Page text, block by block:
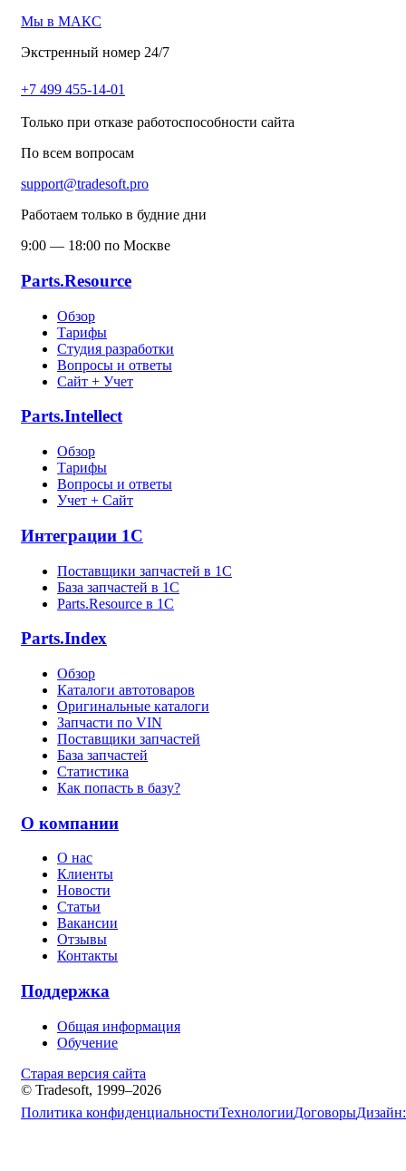
Мы в МАКС
Экстренный номер 24/7
+7 499 455-14-01
Только при отказе работоспособности сайта
По всем вопросам
support@tradesoft.pro
Работаем только в будние дни
9:00 — 18:00 по Москве
Parts.Resource
Обзор
Тарифы
Студия разработки
Вопросы и ответы
Сайт + Учет
Parts.Intellect
Обзор
Тарифы
Вопросы и ответы
Учет + Сайт
Интеграции 1С
Поставщики запчастей в 1C
База запчастей в 1С
Parts.Resource в 1C
Parts.Index
Обзор
Каталоги автотоваров
Оригинальные каталоги
Запчасти по VIN
Поставщики запчастей
База запчастей
Статистика
Как попасть в базу?
О компании
О нас
Клиенты
Новости
Статьи
Вакансии
Отзывы
Контакты
Поддержка
Общая информация
Обучение
Старая версия сайта
© Tradesoft, 1999–2026
Политика конфиденциальностиТехнологииДоговорыДизайн: